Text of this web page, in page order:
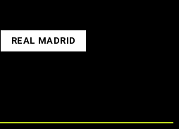
REAL MADRID